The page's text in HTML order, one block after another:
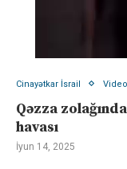
Cinayətkar İsrail Video
Qəzza
havası
İyun 14, 2025